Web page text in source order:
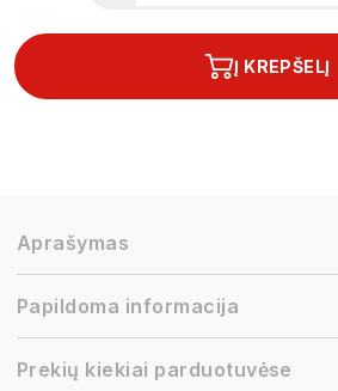
Į KREPŠELĮ
Aprašymas
Papildoma informacija
Prekių kiekiai parduotuvėse